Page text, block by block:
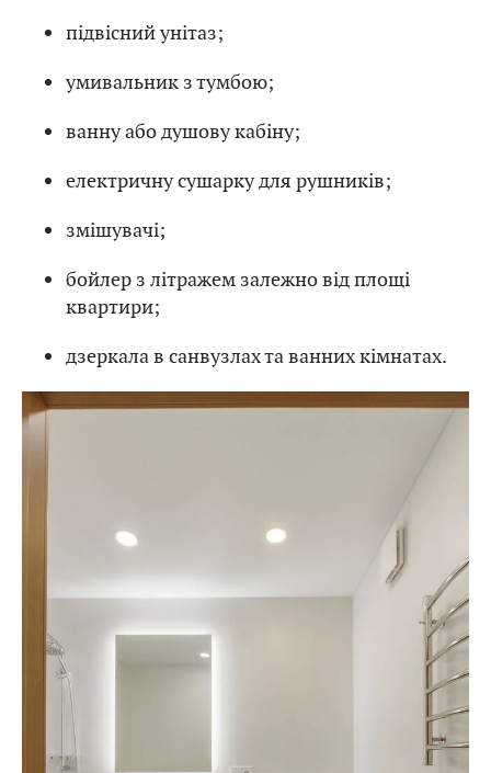
підвісний унітаз;
умивальник з тумбою;
ванну або душову кабіну;
електричну сушарку для рушників;
змішувачі;
бойлер з літражем залежно від площі
квартири;
дзеркала в санвузлах та ванних кімнатах.